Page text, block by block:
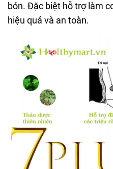
bón. Đặc biệt hỗ trợ làm
hiệu quả và an toàn.